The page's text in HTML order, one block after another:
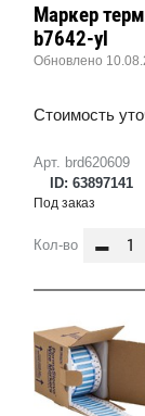
Арт. brd620609
ID: 63897141
Маркер
b7642-yl
Обновлено
Стоимость
Под заказ
Кол-во -